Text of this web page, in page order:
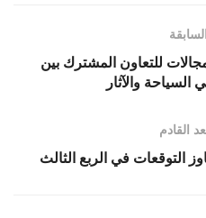
السياحة المصري: 6 مجالات للتعاون المشترك بين
والآثار
القادم
التوقعات في الربع الثالث